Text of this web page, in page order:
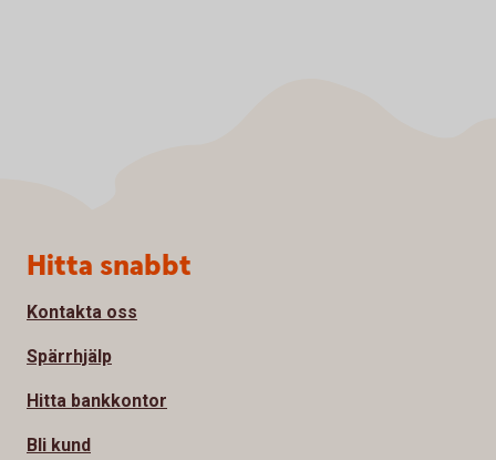
Sidfot
Hitta snabbt
Kontakta oss
Spärrhjälp
Hitta bankkontor
Bli kund